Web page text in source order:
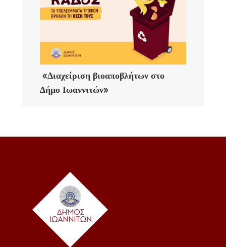
«Διαχείριση βιοαποβλήτων στο
Δήμο Ιωαννιτών»